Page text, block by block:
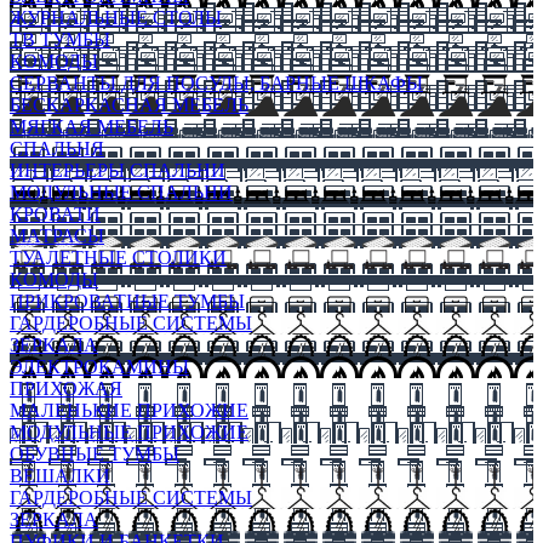
ЖУРНАЛЬНЫЕ СТОЛЫ
ТВ ТУМБЫ
КОМОДЫ
СЕРВАНТЫ ДЛЯ ПОСУДЫ, БАРНЫЕ ШКАФЫ
БЕСКАРКАСНАЯ МЕБЕЛЬ
МЯГКАЯ МЕБЕЛЬ
СПАЛЬНЯ
ИНТЕРЬЕРЫ СПАЛЬНИ
МОДУЛЬНЫЕ СПАЛЬНИ
КРОВАТИ
МАТРАСЫ
ТУАЛЕТНЫЕ СТОЛИКИ
КОМОДЫ
ПРИКРОВАТНЫЕ ТУМБЫ
ГАРДЕРОБНЫЕ СИСТЕМЫ
ЗЕРКАЛА
ЭЛЕКТРОКАМИНЫ
ПРИХОЖАЯ
МАЛЕНЬКИЕ ПРИХОЖИЕ
МОДУЛЬНЫЕ ПРИХОЖИЕ
ОБУВНЫЕ ТУМБЫ
ВЕШАЛКИ
ГАРДЕРОБНЫЕ СИСТЕМЫ
ЗЕРКАЛА